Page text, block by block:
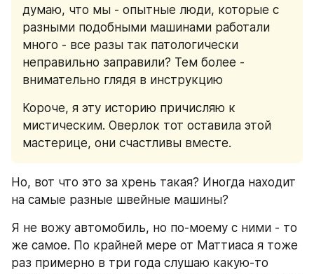
думаю, что мы - опытные люди, которые с
разными подобными машинами работали
много - все разы так патологически
неправильно заправили? Тем более -
внимательно глядя в инструкцию
Короче, я эту историю причисляю к
мистическим. Оверлок тот оставила этой
мастерице, они счастливы вместе.
Но, вот что это за хрень такая? Иногда находит
на самые разные швейные машины?
Я не вожу автомобиль, но по-моему с ними - то
же самое. По крайней мере от Маттиаса я тоже
раз примерно в три года слушаю какую-то